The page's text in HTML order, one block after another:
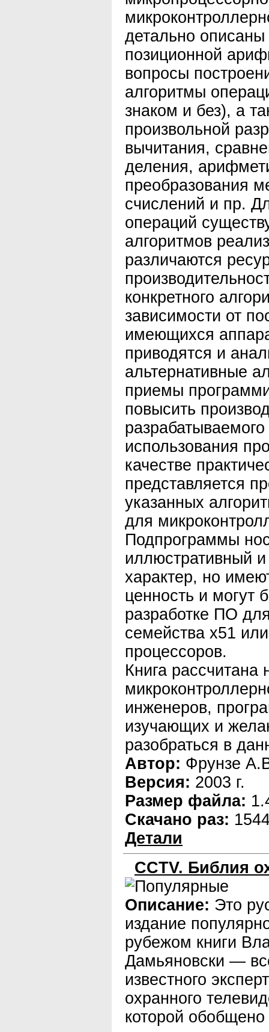
детально
позиционной
вопросы
алгоритмы
знаком и без), а
произвольной
вычитания,
деления,
преобразования
счислений и пр.
операций
алгоритмов
различаются
конкретного
зависимости от
имеющихся
приводятся и
альтернативные
приемы
повысить
использования
качестве
представляется
указанных
для
Подпрограммы
иллюстративный
характер, но
ценность и могут
разработке ПО
семейства х51
процессоров.
Книга рассчитана
инженеров,
изучающих и
разобраться в
Автор: Фрунзе
Версия: 2003 г.
Размер файла:
Скачано раз:
Детали
CCTV. Библия
Описание: Это
издание
рубежом книги
Дамьяновски —
известного
охранного
которой обобщено